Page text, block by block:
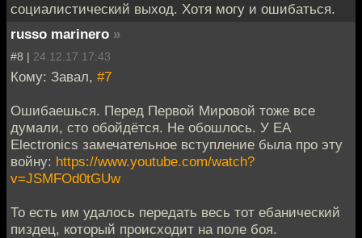
социалистический выход. Хотя могу и ошибаться.
russo marinero »
#8 | 24.12.17 17:43
Кому: Завал, #7
Ошибаешься. Перед Первой Мировой тоже все
думали, сто обойдётся. Не обошлось. У EA
Electronics замечательное вступление была про эту
войну: https://www.youtube.com/watch?
v=JSMFOd0tGUw
То есть им удалось передать весь тот ебанический
пиздец, который происходит на поле боя.